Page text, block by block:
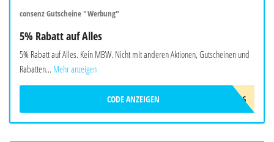
consenz Gutscheine "Werbung"
5% Rabatt auf Alles
5% Rabatt auf Alles. Kein MBW. Nicht mit anderen Aktionen, Gutscheinen und
Rabatten... Mehr anzeigen
CONSENZ_SOMMER_2026
CODE ANZEIGEN